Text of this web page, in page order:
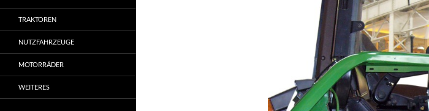
TRAKTOREN
NUTZFAHRZEUGE
MOTORRÄDER
WEITERES